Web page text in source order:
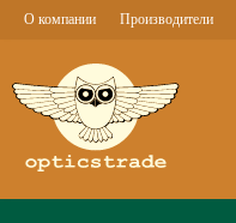
О компании Производители